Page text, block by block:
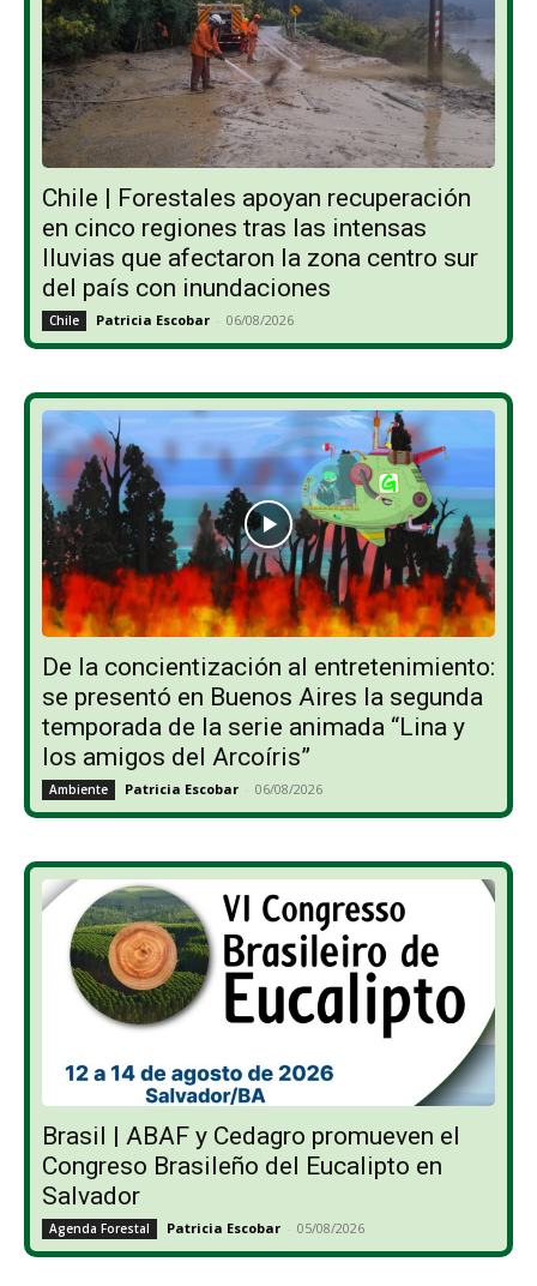
Chile | Forestales apoyan recuperación
en cinco regiones tras las intensas
lluvias que afectaron la zona centro sur
del país con inundaciones
Chile Patricia Escobar - 06/08/2026
De la concientización al entretenimiento:
se presentó en Buenos Aires la segunda
temporada de la serie animada “Lina y
los amigos del Arcoíris”
Ambiente Patricia Escobar - 06/08/2026
Brasil | ABAF y Cedagro promueven el
Congreso Brasileño del Eucalipto en
Salvador
Agenda Forestal Patricia Escobar - 05/08/2026